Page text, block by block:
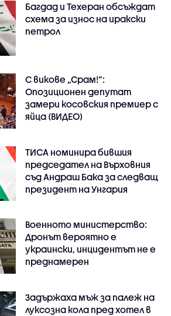
Багдад и Техеран обсъждат
схема за износ на иракски
петрол
С викове „Срам!“:
Опозиционен депутат
замери косовския премиер с
яйца (ВИДЕО)
ТИСА номинира бившия
председател на Върховния
съд Андраш Бака за следващ
президент на Унгария
Военното министерство:
Дронът вероятно е
украински, инцидентът не е
преднамерен
Задържаха мъж за палеж на
луксозна кола пред хотел в